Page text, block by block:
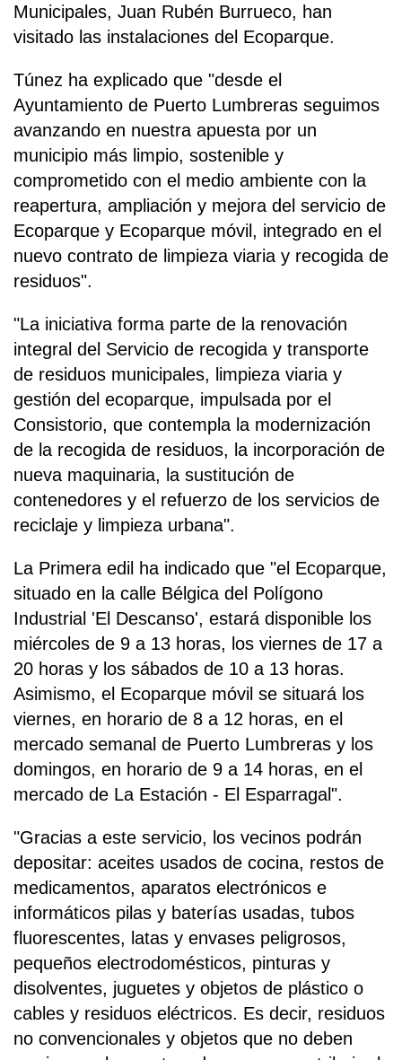
Municipales, Juan Rubén Burrueco, han
visitado las instalaciones del Ecoparque.
Túnez ha explicado que "desde el
Ayuntamiento de Puerto Lumbreras seguimos
avanzando en nuestra apuesta por un
municipio más limpio, sostenible y
comprometido con el medio ambiente con la
reapertura, ampliación y mejora del servicio de
Ecoparque y Ecoparque móvil, integrado en el
nuevo contrato de limpieza viaria y recogida de
residuos".
"La iniciativa forma parte de la renovación
integral del Servicio de recogida y transporte
de residuos municipales, limpieza viaria y
gestión del ecoparque, impulsada por el
Consistorio, que contempla la modernización
de la recogida de residuos, la incorporación de
nueva maquinaria, la sustitución de
contenedores y el refuerzo de los servicios de
reciclaje y limpieza urbana".
La Primera edil ha indicado que "el Ecoparque,
situado en la calle Bélgica del Polígono
Industrial 'El Descanso', estará disponible los
miércoles de 9 a 13 horas, los viernes de 17 a
20 horas y los sábados de 10 a 13 horas.
Asimismo, el Ecoparque móvil se situará los
viernes, en horario de 8 a 12 horas, en el
mercado semanal de Puerto Lumbreras y los
domingos, en horario de 9 a 14 horas, en el
mercado de La Estación - El Esparragal".
"Gracias a este servicio, los vecinos podrán
depositar: aceites usados de cocina, restos de
medicamentos, aparatos electrónicos e
informáticos pilas y baterías usadas, tubos
fluorescentes, latas y envases peligrosos,
pequeños electrodomésticos, pinturas y
disolventes, juguetes y objetos de plástico o
cables y residuos eléctricos. Es decir, residuos
no convencionales y objetos que no deben